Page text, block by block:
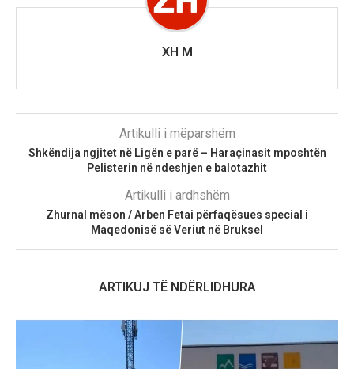
XH M
Artikulli i mëparshëm
Shkëndija ngjitet në Ligën e parë – Haraçinasit mposhtën
Pelisterin në ndeshjen e balotazhit
Artikulli i ardhshëm
Zhurnal mëson / Arben Fetai përfaqësues special i
Maqedonisë së Veriut në Bruksel
ARTIKUJ TË NDËRLIDHURA